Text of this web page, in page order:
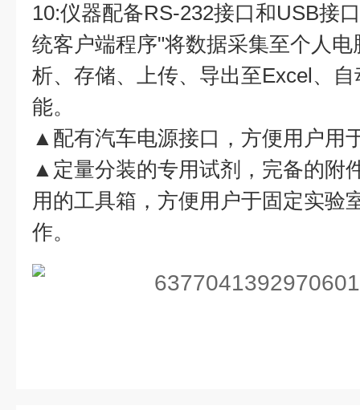
10:仪器配备RS-232接口和USB接
统客户端程序"将数据采集至个人
析、存储、上传、导出至Excel、
能。
▲配有汽车电源接口，方便用户用
▲定量分装的专用试剂，完备的附
用的工具箱，方便用户于固定实验
作。